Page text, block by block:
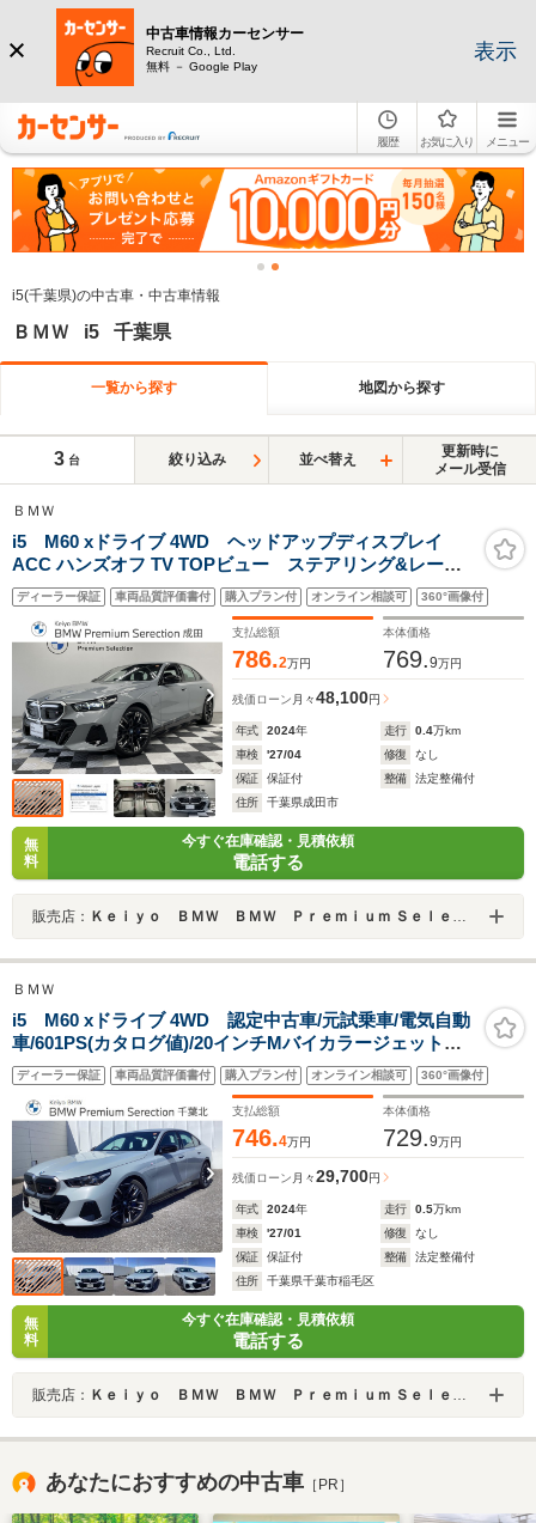
中古車情報カーセンサー
Recruit Co., Ltd.
無料 － Google Play
表示
履歴 お気に入り メニュー
i5(千葉県)の中古車・中古車情報
ＢＭＷ i5 千葉県
一覧から探す 地図から探す
3 台 絞り込み 並べ替え
更新時に
メール受信
ＢＭＷ
i5 M60 xドライブ 4WD ヘッドアップディスプレイ
ACC ハンズオフ TV TOPビュー ステアリング&レーン
コントロールアシスト 衝突被害軽減ブレーキ パーキ
ングアシスト リバースアシスト
ディーラー保証 車両品質評価書付 購入プラン付 オンライン相談可 360°画像付
支払総額
786.2万円
本体価格
769.9万円
残価ローン 月々48,100円
年式 2024年 走行 0.4万km
車検
'27/04 修復
なし
保証
保証付 整備
法定整備付
住所
千葉県成田市
無
料
今すぐ在庫確認・見積依頼
電話する
販売店： Ｋｅｉｙｏ ＢＭＷ ＢＭＷ Ｐｒｅｍｉｕｍ Ｓｅｌｅｃｔｉｏｎ 成田／（株）モトーレンレピオ
ＢＭＷ
i5 M60 xドライブ 4WD 認定中古車/元試乗車/電気自動
車/601PS(カタログ値)/20インチMバイカラージェットブ
ラックホイール/ドライビングアシストプロ/パーキングア
シストプロ/TVファンクション/シートヒーターF&R/アイ
コニックグロー
ディーラー保証 車両品質評価書付 購入プラン付 オンライン相談可 360°画像付
支払総額
746.4万円
本体価格
729.9万円
残価ローン 月々29,700円
年式 2024年 走行 0.5万km
車検
'27/01 修復
なし
保証
保証付 整備
法定整備付
住所
千葉県千葉市稲毛区
無
料
今すぐ在庫確認・見積依頼
電話する
販売店： Ｋｅｉｙｏ ＢＭＷ ＢＭＷ Ｐｒｅｍｉｕｍ Ｓｅｌｅｃｔｉｏｎ 千葉北／（株）モトーレンレピオ
あなたにおすすめの中古車 ［PR］